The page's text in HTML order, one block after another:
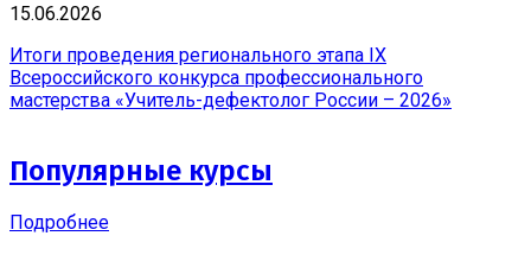
15.06.2026
Итоги проведения регионального этапа IX
Всероссийского конкурса профессионального
мастерства «Учитель-дефектолог России – 2026»
Популярные курсы
Подробнее